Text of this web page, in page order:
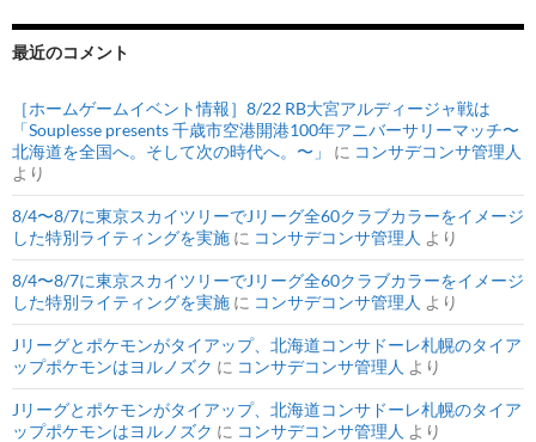
最近のコメント
［ホームゲームイベント情報］8/22 RB大宮アルディージャ戦は
「Souplesse presents 千歳市空港開港100年アニバーサリーマッチ〜
北海道を全国へ。そして次の時代へ。〜」
に コンサデコンサ管理人
より
8/4〜8/7に東京スカイツリーでJリーグ全60クラブカラーをイメージ
した特別ライティングを実施 に コンサデコンサ管理人 より
8/4〜8/7に東京スカイツリーでJリーグ全60クラブカラーをイメージ
した特別ライティングを実施 に コンサデコンサ管理人 より
Jリーグとポケモンがタイアップ、北海道コンサドーレ札幌のタイア
ップポケモンはヨルノズク に コンサデコンサ管理人 より
Jリーグとポケモンがタイアップ、北海道コンサドーレ札幌のタイア
ップポケモンはヨルノズク に コンサデコンサ管理人 より